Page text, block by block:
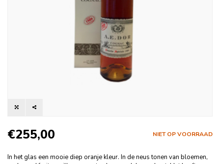
€255,00 NIET OP VOORRAAD
In het glas een mooie diep oranje kleur. In de neus tonen van bloemen,